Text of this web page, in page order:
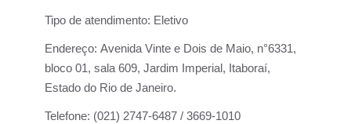
Tipo de atendimento: Eletivo
Endereço: Avenida Vinte e Dois de Maio, n°6331,
bloco 01, sala 609, Jardim Imperial, Itaboraí,
Estado do Rio de Janeiro.
Telefone: (021) 2747-6487 / 3669-1010